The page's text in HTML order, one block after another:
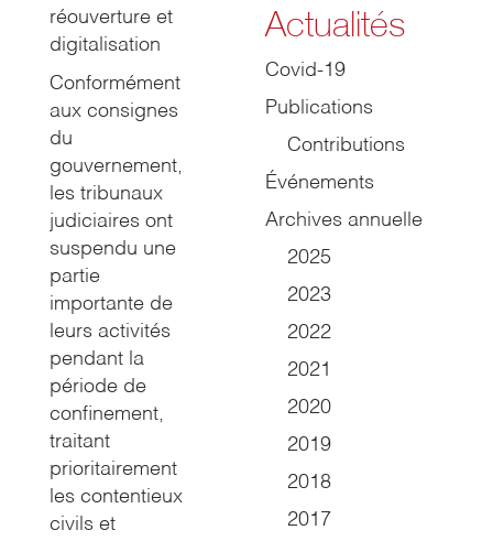
réouverture et
digitalisation
Conformément
aux consignes
du
gouvernement,
les tribunaux
judiciaires ont
suspendu une
partie
importante de
leurs activités
pendant la
période de
confinement,
traitant
prioritairement
les contentieux
civils et
Actualités
Covid-19
Publications
Contributions
Événements
Archives annuelle
2025
2023
2022
2021
2020
2019
2018
2017